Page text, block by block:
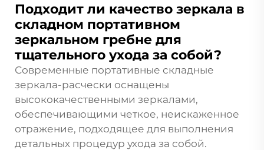
Подходит ли качество зеркала в
складном портативном
зеркальном гребне для
тщательного ухода за собой?
Современные портативные складные
зеркала-расчески оснащены
высококачественными зеркалами,
обеспечивающими четкое, неискаженное
отражение, подходящее для выполнения
детальных процедур ухода за собой.